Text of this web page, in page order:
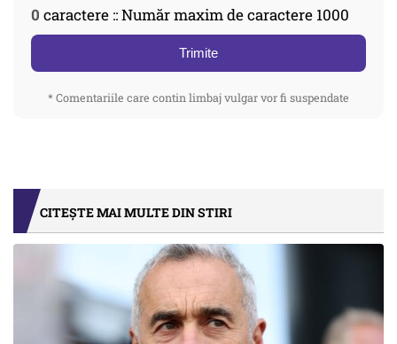
0 caractere :: Număr maxim de caractere 1000
Trimite
* Comentariile care contin limbaj vulgar vor fi suspendate
CITEȘTE MAI MULTE DIN STIRI